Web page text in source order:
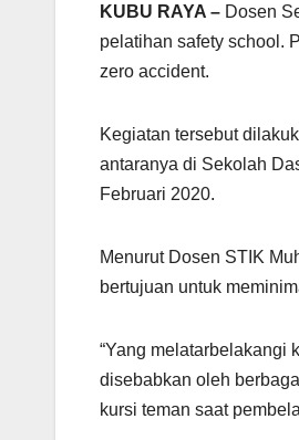
KUBU RAYA – Dosen
pelatihan safety school.
zero accident.
Kegiatan tersebut
antaranya di Sekolah
Februari 2020.
Menurut Dosen STIK
bertujuan untuk
“Yang melatarbelakangi
disebabkan oleh
kursi teman saat